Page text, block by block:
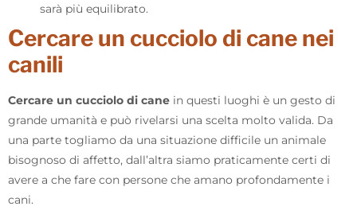
sarà più equilibrato.
Cercare un cucciolo di cane nei
canili
Cercare un cucciolo di cane in questi luoghi è un gesto di
grande umanità e può rivelarsi una scelta molto valida. Da
una parte togliamo da una situazione difficile un animale
bisognoso di affetto, dall’altra siamo praticamente certi di
avere a che fare con persone che amano profondamente i
cani.